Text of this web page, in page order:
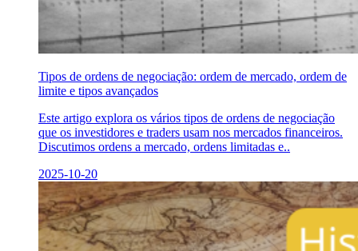
Tipos de ordens de negociação: ordem de mercado, ordem de
limite e tipos avançados
Este artigo explora os vários tipos de ordens de negociação
que os investidores e traders usam nos mercados financeiros.
Discutimos ordens a mercado, ordens limitadas e..
2025-10-20